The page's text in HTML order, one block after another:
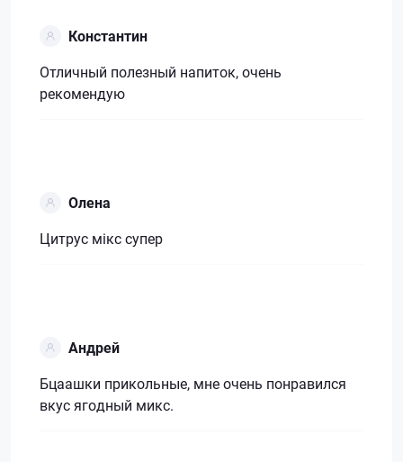
Константин
Отличный полезный напиток, очень
рекомендую
Олена
Цитрус мікс супер
Андрей
Бцаашки прикольные, мне очень понравился
вкус ягодный микс.